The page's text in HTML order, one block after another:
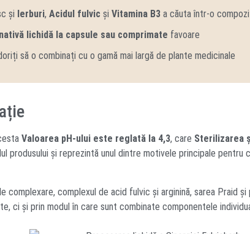
și Ierburi, Acidul fulvic și Vitamina B3a căuta într-o
lichidă la capsule sau comprimate favoare
să o combinați cu o gamă mai largă de plante medicinale
Valoarea pH-ului este reglată la 4,3, care Sterilizarea
produsului și reprezintă unul dintre motivele principale pentru
complexul de acid fulvic și arginină, sarea Praid
ci și prin modul în care sunt combinate componentele